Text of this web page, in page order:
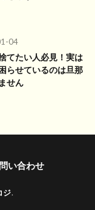
04
てたい人必見！実は
らせているのは旦那
せん
い合わせ
ジ.